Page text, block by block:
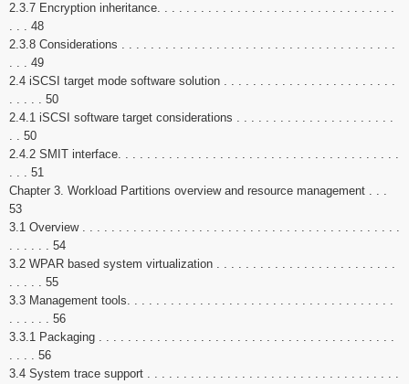
2.3.7 Encryption inheritance. . . . . . . . . . . . . . . . . . . . . . . . . . . . . . . . .
. . . 48
2.3.8 Considerations . . . . . . . . . . . . . . . . . . . . . . . . . . . . . . . . . . . . . .
. . . 49
2.4 iSCSI target mode software solution . . . . . . . . . . . . . . . . . . . . . . . .
. . . . . 50
2.4.1 iSCSI software target considerations . . . . . . . . . . . . . . . . . . . . . .
. . 50
2.4.2 SMIT interface. . . . . . . . . . . . . . . . . . . . . . . . . . . . . . . . . . . . . . .
. . . 51
Chapter 3. Workload Partitions overview and resource management . . .
53
3.1 Overview . . . . . . . . . . . . . . . . . . . . . . . . . . . . . . . . . . . . . . . . . . . .
. . . . . . 54
3.2 WPAR based system virtualization . . . . . . . . . . . . . . . . . . . . . . . . .
. . . . . 55
3.3 Management tools. . . . . . . . . . . . . . . . . . . . . . . . . . . . . . . . . . . . .
. . . . . . 56
3.3.1 Packaging . . . . . . . . . . . . . . . . . . . . . . . . . . . . . . . . . . . . . . . . .
. . . . 56
3.4 System trace support . . . . . . . . . . . . . . . . . . . . . . . . . . . . . . . . . . .